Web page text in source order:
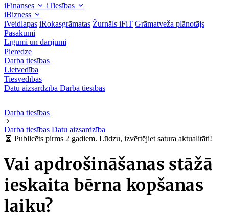
iFinanses
iTiesības
iBizness
iVeidlapas iRokasgrāmatas Žurnāls iFiT Grāmatveža plānotājs
Pasākumi
Līgumi un darījumi
Pieredze
Darba tiesības
Lietvedība
Tiesvedības
Datu aizsardzība Darba tiesības
Darba tiesības
Darba tiesības Datu aizsardzība
Publicēts pirms 2 gadiem. Lūdzu, izvērtējiet satura aktualitāti!
Vai apdrošināšanas stāžā
ieskaita bērna kopšanas
laiku?